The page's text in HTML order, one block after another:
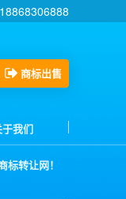
18868306888
商标出售
我们
标转让网！